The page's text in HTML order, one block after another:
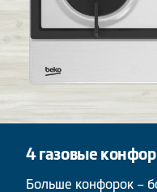
4 газовые
Больше конфорок –